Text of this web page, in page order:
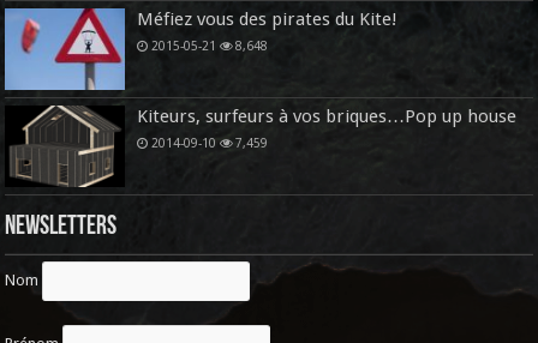
Méfiez vous des pirates du Kite!
2015-05-21 8,648
Kiteurs, surfeurs à vos briques…Pop up house
2014-09-10 7,459
Newsletters
Nom